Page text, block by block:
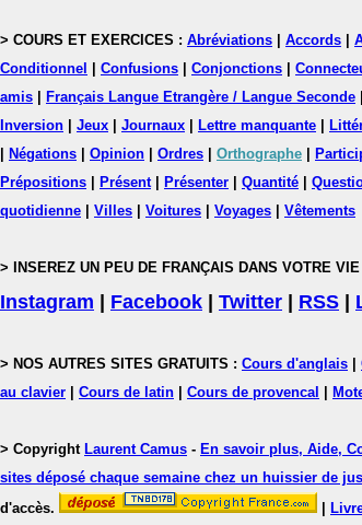
> COURS ET EXERCICES : Abréviations Accords
Conditionnel
Confusions Conjonctions
amis
Français Langue Etrangère / Langue Seconde
Inversion
Jeux Journaux Lettre manquante
Négations Opinion Ordres Orthographe
Prépositions
Présent| Présenter Quantité
quotidienne
Villes Voitures Voyages Vêtements
> INSEREZ UN PEU DE FRANÇAIS DANS VOTRE
Instagram Facebook Twitter RSS
> NOS AUTRES SITES GRATUITS : Cours d'anglais
au clavier
Cours de latin Cours de provencal
> Copyright Laurent Camus - En savoir plus, Aide,
sites déposé chaque semaine chez un huissier de
d'accès.